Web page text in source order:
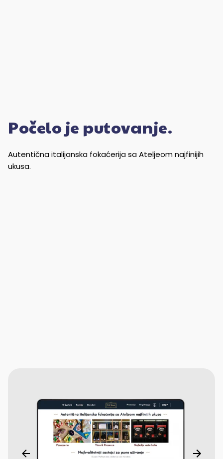
Počelo je putovanje.
Autentična italijanska fokaćerija sa Ateljeom najfinijih
ukusa.